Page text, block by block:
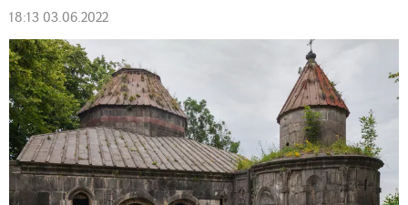
18:13 03.06.2022